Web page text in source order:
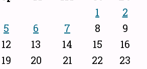
1
2
5 6 7 8
9
12 13 14 15
16
19 20 21 22
23